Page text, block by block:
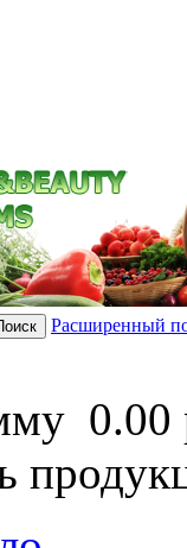
Расширенный
0.00